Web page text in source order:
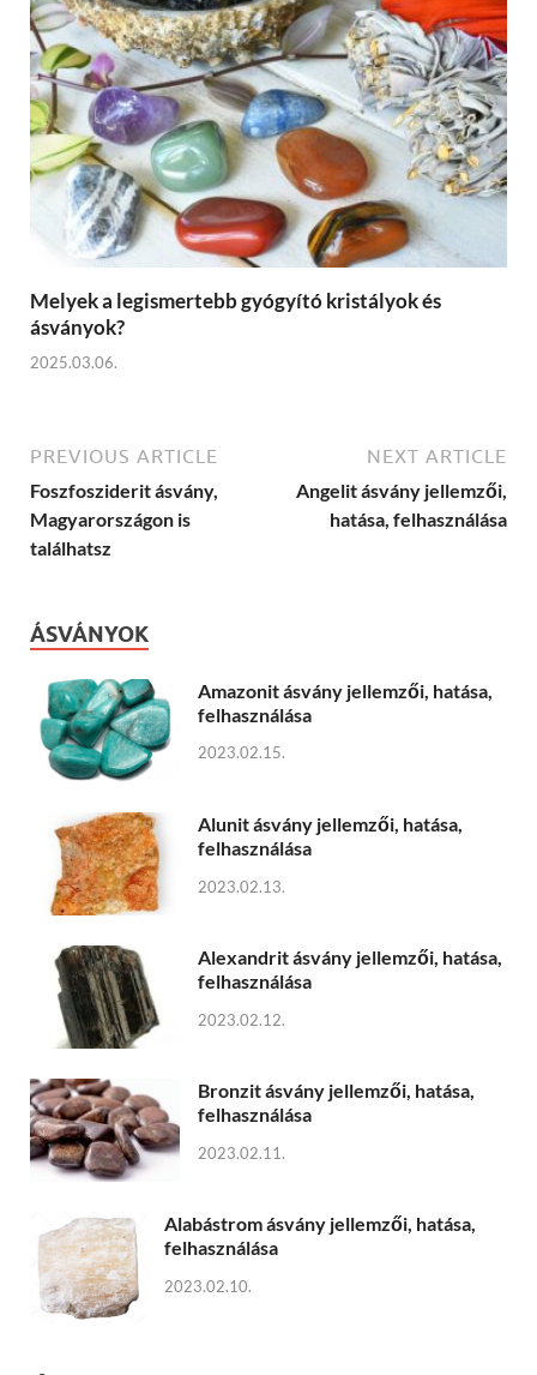
Melyek a legismertebb gyógyító kristályok és
ásványok?
2025.03.06.
PREVIOUS ARTICLE
Foszfosziderit ásvány,
Magyarországon is
találhatsz
NEXT ARTICLE
Angelit ásvány jellemzői,
hatása, felhasználása
ÁSVÁNYOK
Amazonit ásvány jellemzői, hatása,
felhasználása
2023.02.15.
Alunit ásvány jellemzői, hatása,
felhasználása
2023.02.13.
Alexandrit ásvány jellemzői, hatása,
felhasználása
2023.02.12.
Bronzit ásvány jellemzői, hatása,
felhasználása
2023.02.11.
Alabástrom ásvány jellemzői, hatása,
felhasználása
2023.02.10.